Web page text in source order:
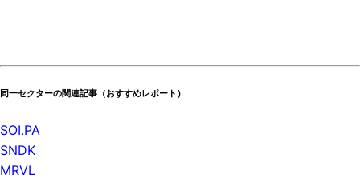
同一セクターの関連記事（おすすめレポート）
SOI.PA
SNDK
MRVL